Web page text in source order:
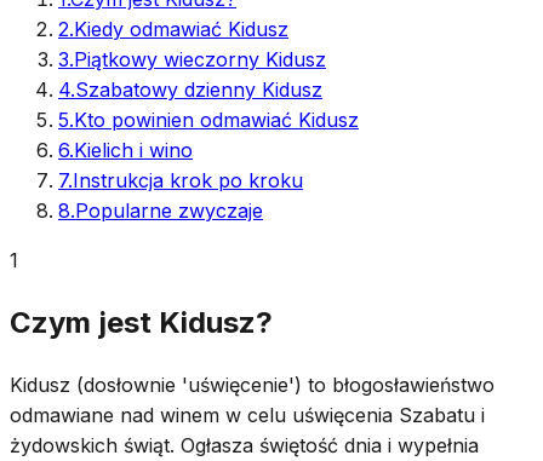
2.Kiedy odmawiać Kidusz
3.Piątkowy wieczorny Kidusz
4.Szabatowy dzienny Kidusz
5.Kto powinien odmawiać Kidusz
6.Kielich i wino
7.Instrukcja krok po kroku
8.Popularne zwyczaje
1
Czym jest Kidusz?
Kidusz (dosłownie 'uświęcenie') to błogosławieństwo
odmawiane nad winem w celu uświęcenia Szabatu i
żydowskich świąt. Ogłasza świętość dnia i wypełnia